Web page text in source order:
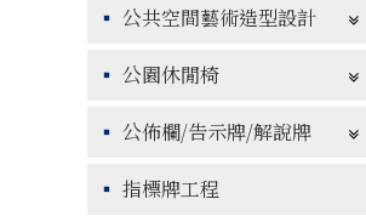
公共空間藝術造型設計
公園休閒椅
公佈欄/告示牌/解說牌
指標牌工程